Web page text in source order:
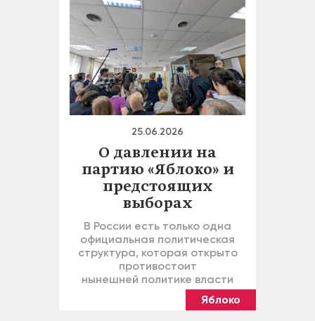
25.06.2026
О давлении на
партию «Яблоко» и
предстоящих
выборах
В России есть только одна
официальная политическая
структура, которая открыто
противостоит
нынешней политике власти
Яблоко